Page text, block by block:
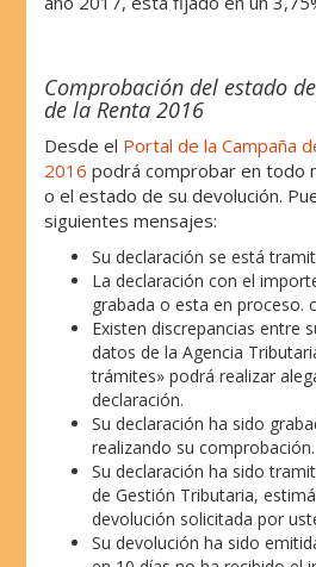
Comprobación del estado
de la Renta 2016
Desde el Portal de la Campaña
2016 podrá comprobar en todo
o el estado de su devolución.
siguientes mensajes:
Su declaración se está
La declaración con el
grabada o esta en proceso.
Existen discrepancias entre
datos de la Agencia
trámites» podrá realizar
declaración.
Su declaración ha sido
realizando su comprobación.
Su declaración ha sido
de Gestión Tributaria,
devolución solicitada por
Su devolución ha sido